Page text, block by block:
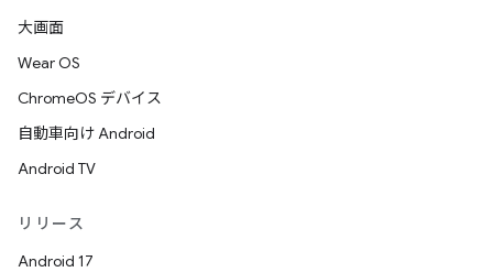
大画面
Wear OS
ChromeOS デバイス
自動車向け Android
Android TV
リリース
Android 17